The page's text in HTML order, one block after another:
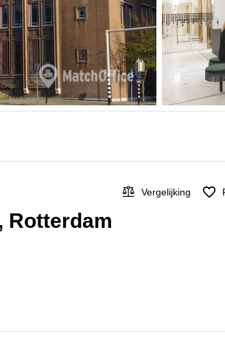
Vergelijking
Rotterdam